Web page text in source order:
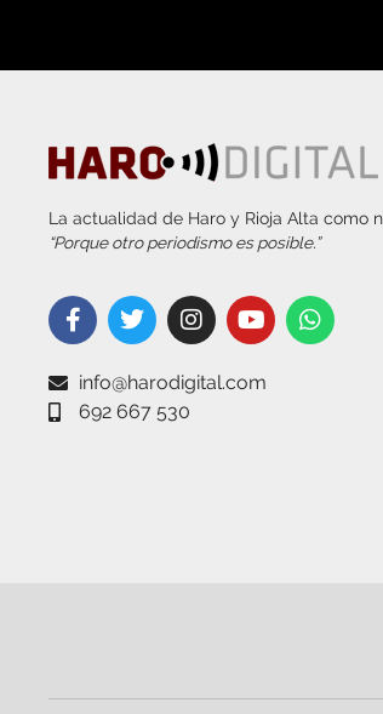
La actualidad de Haro y Rioja Alta como
“Porque otro periodismo es posible.”
info@harodigital.com
692 667 530